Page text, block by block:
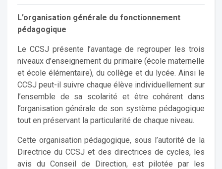
L’organisation générale du fonctionnement
pédagogique
Le CCSJ présente l’avantage de regrouper les trois
niveaux d’enseignement du primaire (école maternelle
et école élémentaire), du collège et du lycée. Ainsi le
CCSJ peut-il suivre chaque élève individuellement sur
l’ensemble de sa scolarité et être cohérent dans
l’organisation générale de son système pédagogique
tout en préservant la particularité de chaque niveau.
Cette organisation pédagogique, sous l’autorité de la
Directrice du CCSJ et des directrices de cycles, les
avis du Conseil de Direction, est pilotée par les